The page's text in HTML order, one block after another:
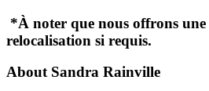
*À noter que nous offrons
relocalisation si requis.
About Sandra Rainville